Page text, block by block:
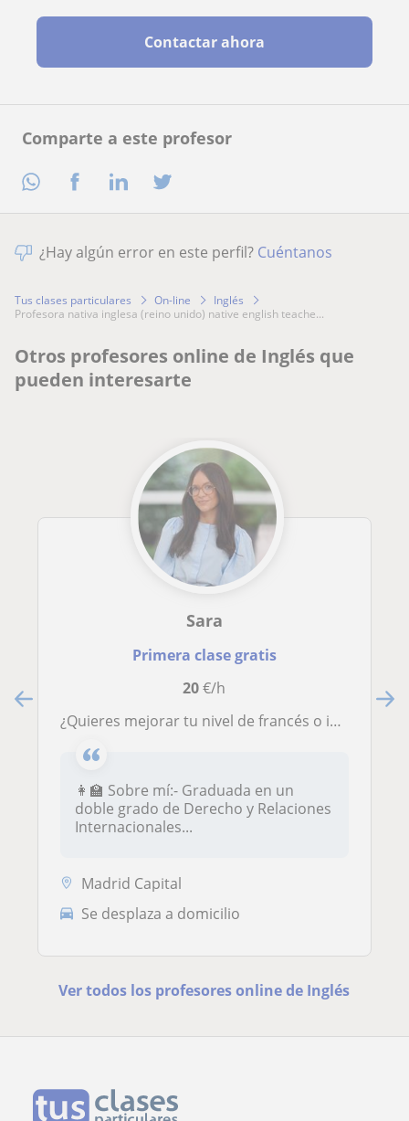
Comparte a este profesor
Contactar ahora
¿Hay algún error en este perfil? Cuéntanos
Tus clases particulares On-line
Inglés
profesora nativa inglesa (reino unido) native english teache...
Otros profesores online de Inglés que
pueden interesarte
Sara
Primera clase gratis
20€/h
¿Quieres mejorar tu nivel de francés o inglés de forma dinámica y personalizada? ¡Estoy aquí para ayudarte!
👩‍🏫 Sobre mí:- Graduada en un
doble grado de Derecho y Relaciones
Internacionales...
Madrid Capital
Se desplaza a domicilio
Ver todos los profesores online de Inglés